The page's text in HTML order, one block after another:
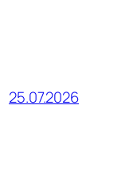
25.07.2026